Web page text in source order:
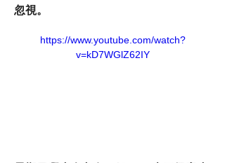
忽視。
https://www.youtube.com/watch?
v=kD7WGlZ62IY